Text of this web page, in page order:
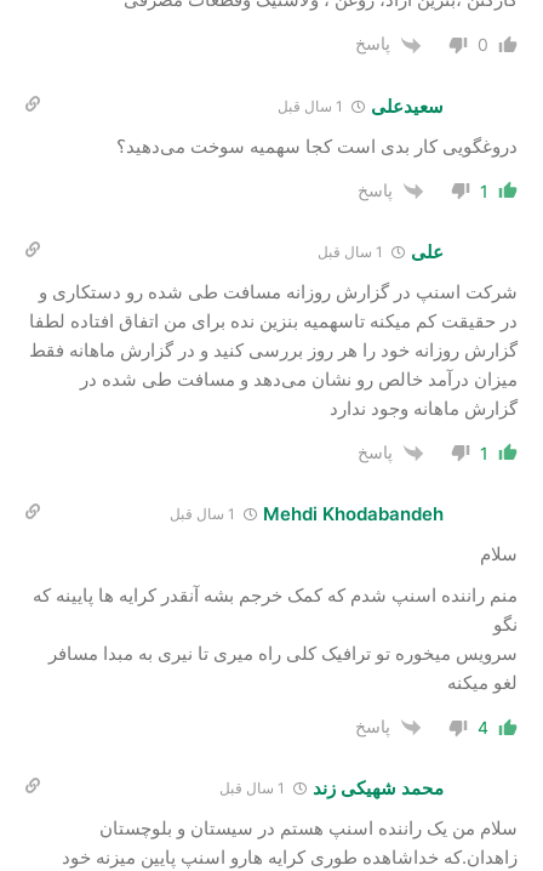
0 پاسخ
سعیدعلی
دروغگویی کار بدی است کجا سهمیه سوخت می‌دهید؟
1 پاسخ
علی
شرکت اسنپ در گزارش روزانه مسافت طی شده رو دستکاری و
در حقیقت کم میکنه تاسهمیه بنزین نده برای من اتفاق افتاده لطفا
گزارش روزانه خود را هر روز بررسی کنید و در گزارش ماهانه فقط
میزان درآمد خالص رو نشان می‌دهد و مسافت طی شده در
گزارش ماهانه وجود ندارد
1 پاسخ
Mehdi Khodabandeh
سلام
منم راننده اسنپ شدم که کمک خرجم بشه آنقدر کرایه ها پایینه که
نگو
سرویس میخوره تو ترافیک کلی راه میری تا نیری به مبدا مسافر
لغو میکنه
4 پاسخ
محمد شهیکی زند
سلام من یک راننده اسنپ هستم در سیستان و بلوچستان
زاهدان.که خداشاهده طوری کرایه هارو اسنپ پایین میزنه خود